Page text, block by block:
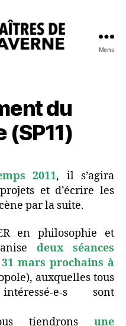
Menu
du
(SP11)
2011, il s’agira
et d’écrire les
par la suite.
en philosophie et
deuxséances
mars prochains à
auxquelles tous
e-s sont
tiendrons
une